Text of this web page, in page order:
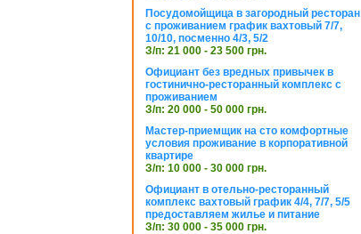
Посудомойщица в загородный ресторан
с проживанием график вахтовый 7/7,
10/10, посменно 4/3, 5/2
З/п: 21 000 - 23 500 грн.
Официант без вредных привычек в
гостинично-ресторанный комплекс с
проживанием
З/п: 20 000 - 50 000 грн.
Мастер-приемщик на сто комфортные
условия проживание в корпоративной
квартире
З/п: 10 000 - 30 000 грн.
Официант в отельно-ресторанный
комплекс вахтовый график 4/4, 7/7, 5/5
предоставляем жилье и питание
З/п: 30 000 - 35 000 грн.